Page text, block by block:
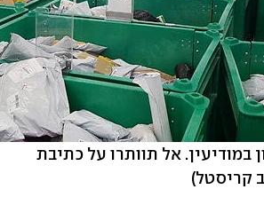
במודיעין. אל תוותרו על כתיבת
קריסטל)